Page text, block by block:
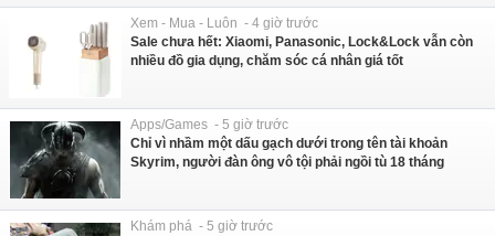
Xem - Mua - Luôn - 4 giờ trước
Sale chưa hết: Xiaomi, Panasonic, Lock&Lock vẫn còn
nhiều đồ gia dụng, chăm sóc cá nhân giá tốt
Apps/Games - 5 giờ trước
Chỉ vì nhầm một dấu gạch dưới trong tên tài khoản
Skyrim, người đàn ông vô tội phải ngồi tù 18 tháng
Khám phá - 5 giờ trước